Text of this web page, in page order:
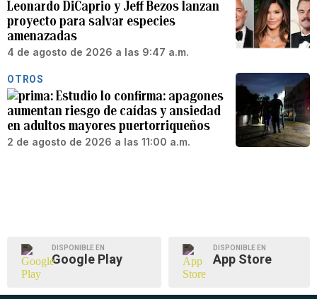
Leonardo DiCaprio y Jeff Bezos lanzan
proyecto para salvar especies
amenazadas
4 de agosto de 2026 a las 9:47 a.m.
OTROS
Estudio lo confirma: apagones
aumentan riesgo de caídas y ansiedad
en adultos mayores puertorriqueños
2 de agosto de 2026 a las 11:00 a.m.
DISPONIBLE EN
Google Play
DISPONIBLE EN
App Store